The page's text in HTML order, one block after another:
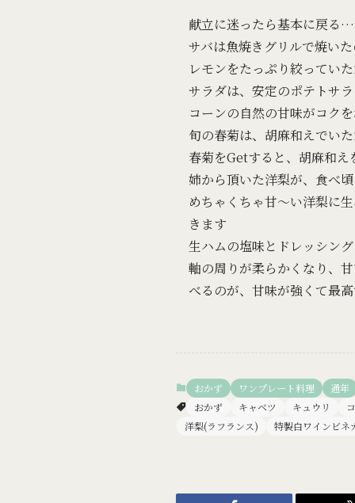
献立に迷ったら基本に戻る
サバは魚焼きグリルで焼い
レモンをたっぷり絞ってい
サラダは、安定のポテトサ
コーンの自然の甘味がコク
旬の春菊は、胡麻和えでい
春菊をGetすると、胡麻和
姉から頂いた洋梨が、食べ
めちゃくちゃ甘～い洋梨に
きます
生ハムの塩味とドレッシン
軸の周りが柔らかくなり、
べるのが、甘味が強くて最
おかず ワンプレート料理
通年
おかず
キャベツ キュウリ
洋梨(ラフランス)
特製白ワインビネ